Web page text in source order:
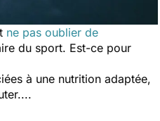
ne pas oublier de
du sport. Est-ce pour
à une nutrition adaptée,